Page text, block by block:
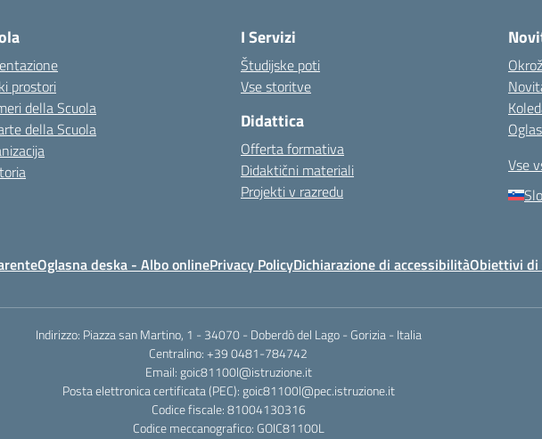
prostori
della Scuola
della Scuola
I Servizi
Študijske poti
Vse storitve
Didattica
Offerta formativa
Didaktični materiali
Projekti v razredu
Vse
Oglasna deska - Albo onlinePrivacy PolicyDichiarazione di accessibilitàObiettivi di
Indirizzo: Piazza san Martino, 1 - 34070 - Doberdò del Lago - Gorizia - Italia
Centralino: +39 0481-784742
Email: goic81100l@istruzione.it
Posta elettronica certificata (PEC): goic81100l@pec.istruzione.it
Codice fiscale: 81004130316
Codice meccanografico: GOIC81100L